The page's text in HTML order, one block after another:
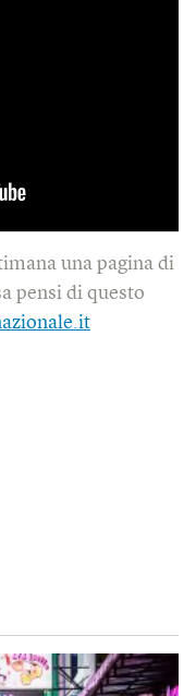
una pagina di
pensi di questo